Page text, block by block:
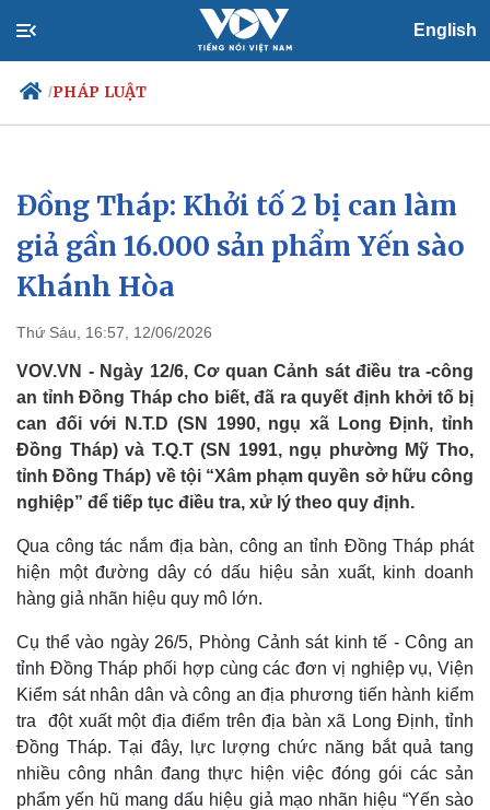
English
/PHÁP LUẬT
Chính trị
Đảng
Tổ chức nhân sự
Quốc hội
Xã hội
Tin 24h
Dự báo thời tiết
Đồng Tháp: Khởi tố 2 bị can làm
giả gần 16.000 sản phẩm Yến sào
Khánh Hòa
Thứ Sáu, 16:57, 12/06/2026
VOV.VN - Ngày 12/6, Cơ quan Cảnh sát điều tra -công
an tỉnh Đồng Tháp cho biết, đã ra quyết định khởi tố bị
can đối với N.T.D (SN 1990, ngụ xã Long Định, tỉnh
Đồng Tháp) và T.Q.T (SN 1991, ngụ phường Mỹ Tho,
tỉnh Đồng Tháp) về tội “Xâm phạm quyền sở hữu công
nghiệp” để tiếp tục điều tra, xử lý theo quy định.
Qua công tác nắm địa bàn, công an tỉnh Đồng Tháp phát
hiện một đường dây có dấu hiệu sản xuất, kinh doanh
hàng giả nhãn hiệu quy mô lớn.
Cụ thể vào ngày 26/5, Phòng Cảnh sát kinh tế - Công an
tỉnh Đồng Tháp phối hợp cùng các đơn vị nghiệp vụ, Viện
Kiểm sát nhân dân và công an địa phương tiến hành kiểm
tra đột xuất một địa điểm trên địa bàn xã Long Định, tỉnh
Đồng Tháp. Tại đây, lực lượng chức năng bắt quả tang
nhiều công nhân đang thực hiện việc đóng gói các sản
phẩm yến hũ mang dấu hiệu giả mạo nhãn hiệu “Yến sào